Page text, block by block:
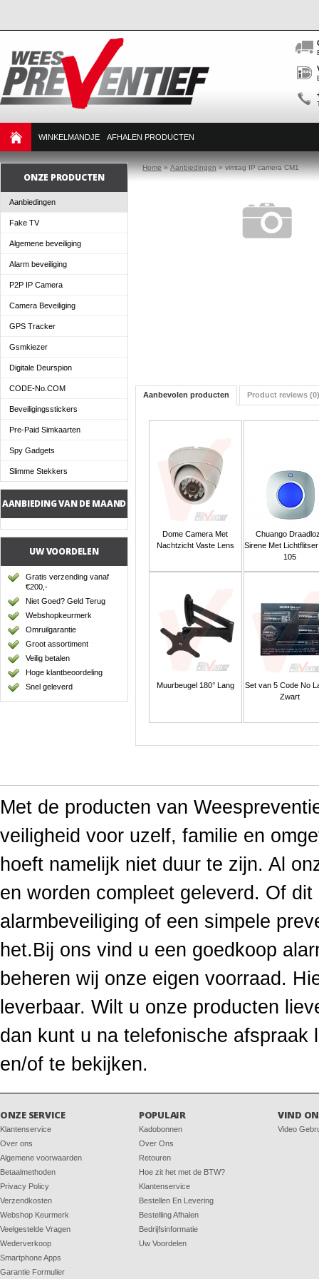
WINKELMANDJE AFHALEN PRODUCTEN
ONZE PRODUCTEN
Aanbiedingen
Fake TV
Algemene beveiliging
Alarm beveiliging
P2P IP Camera
Camera Beveiliging
GPS Tracker
Gsmkiezer
Digitale Deurspion
CODE-No.COM
Beveiligingsstickers
Pre-Paid Simkaarten
Spy Gadgets
Slimme Stekkers
AANBIEDING VAN DE MAAND
UW VOORDELEN
Gratis verzending vanaf
€200,-
Niet Goed? Geld Terug
Webshopkeurmerk
Omruilgarantie
Groot assortiment
Veilig betalen
Hoge klantbeoordeling
Snel geleverd
Home»Aanbiedingen»vimtag IP camera CM1
Aanbevolen producten Product reviews (0)
Dome Camera Met
Nachtzicht Vaste Lens
Chuango
Sirene Met
105
Muurbeugel 180° Lang
Set van 5 Code No
Zwart
Met de producten van
veiligheid voor uzelf, familie en
hoeft namelijk niet duur te zijn. Al
en worden compleet geleverd. Of
alarmbeveiliging of een simpele
het.Bij ons vind u een goedkoop
beheren wij onze eigen voorraad.
leverbaar. Wilt u onze producten
dan kunt u na telefonische
en/of te bekijken.
ONZE SERVICE
Klantenservice
Over ons
Algemene voorwaarden
Betaalmethoden
Privacy Policy
Verzendkosten
Webshop Keurmerk
Veelgestelde Vragen
Wederverkoop
Smartphone Apps
Garantie Formulier
POPULAIR
Kadobonnen
Over Ons
Retouren
Hoe zit het met de BTW?
Klantenservice
Bestellen En Levering
Bestelling Afhalen
Bedrijfsinformatie
Uw Voordelen
VIND
Video